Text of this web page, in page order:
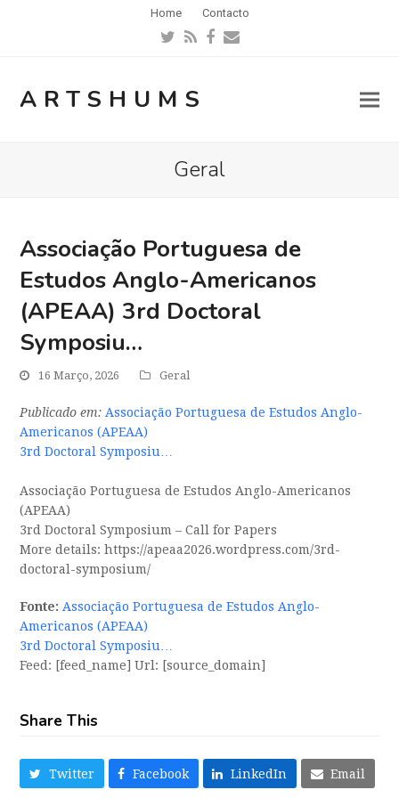
Home Contacto
Twitter
RSSFacebook
Email
ARTSHUMS
Geral
Associação Portuguesa de
Estudos Anglo-Americanos
(APEAA) 3rd Doctoral
Symposiu…
16 Março, 2026 Geral
Publicado em: Associação Portuguesa de Estudos Anglo-
Americanos (APEAA)
3rd Doctoral Symposiu…
Associação Portuguesa de Estudos Anglo-Americanos
(APEAA)
3rd Doctoral Symposium – Call for Papers
More details: https://apeaa2026.wordpress.com/3rd-
doctoral-symposium/
Fonte: Associação Portuguesa de Estudos Anglo-
Americanos (APEAA)
3rd Doctoral Symposiu…
Feed: [feed_name] Url: [source_domain]
Share This
Twitter Facebook LinkedIn Email